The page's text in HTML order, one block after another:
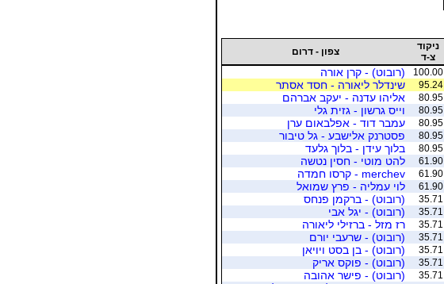
ניקוד
צ-ד
צפון - דרום
100.00
(רובוט) - קרן אורה
95.24
שינדלר ליאורה - חסד אסתר
80.95
אליהו עדנה - יעקב אברהם
80.95
וייס גרשון - גזית גלי
80.95
עמבר דוד - אפלבאום ערן
80.95
פסטרנק אלישבע - גל טיבור
80.95
בלוך עידן - בלוך גלעד
61.90
להט מוטי - חסין נטשה
61.90
merchev - קרסו חמדה
61.90
לוי עמליה - פרץ שמואל
35.71
(רובוט) - ברקמן פנחס
35.71
(רובוט) - יגל אבי
35.71
רז מזל - ברזילי ליאורה
35.71
(רובוט) - שרעבי יורם
35.71
(רובוט) - בן בסט ויויאן
35.71
(רובוט) - פוקס אריק
35.71
(רובוט) - פישר אהובה